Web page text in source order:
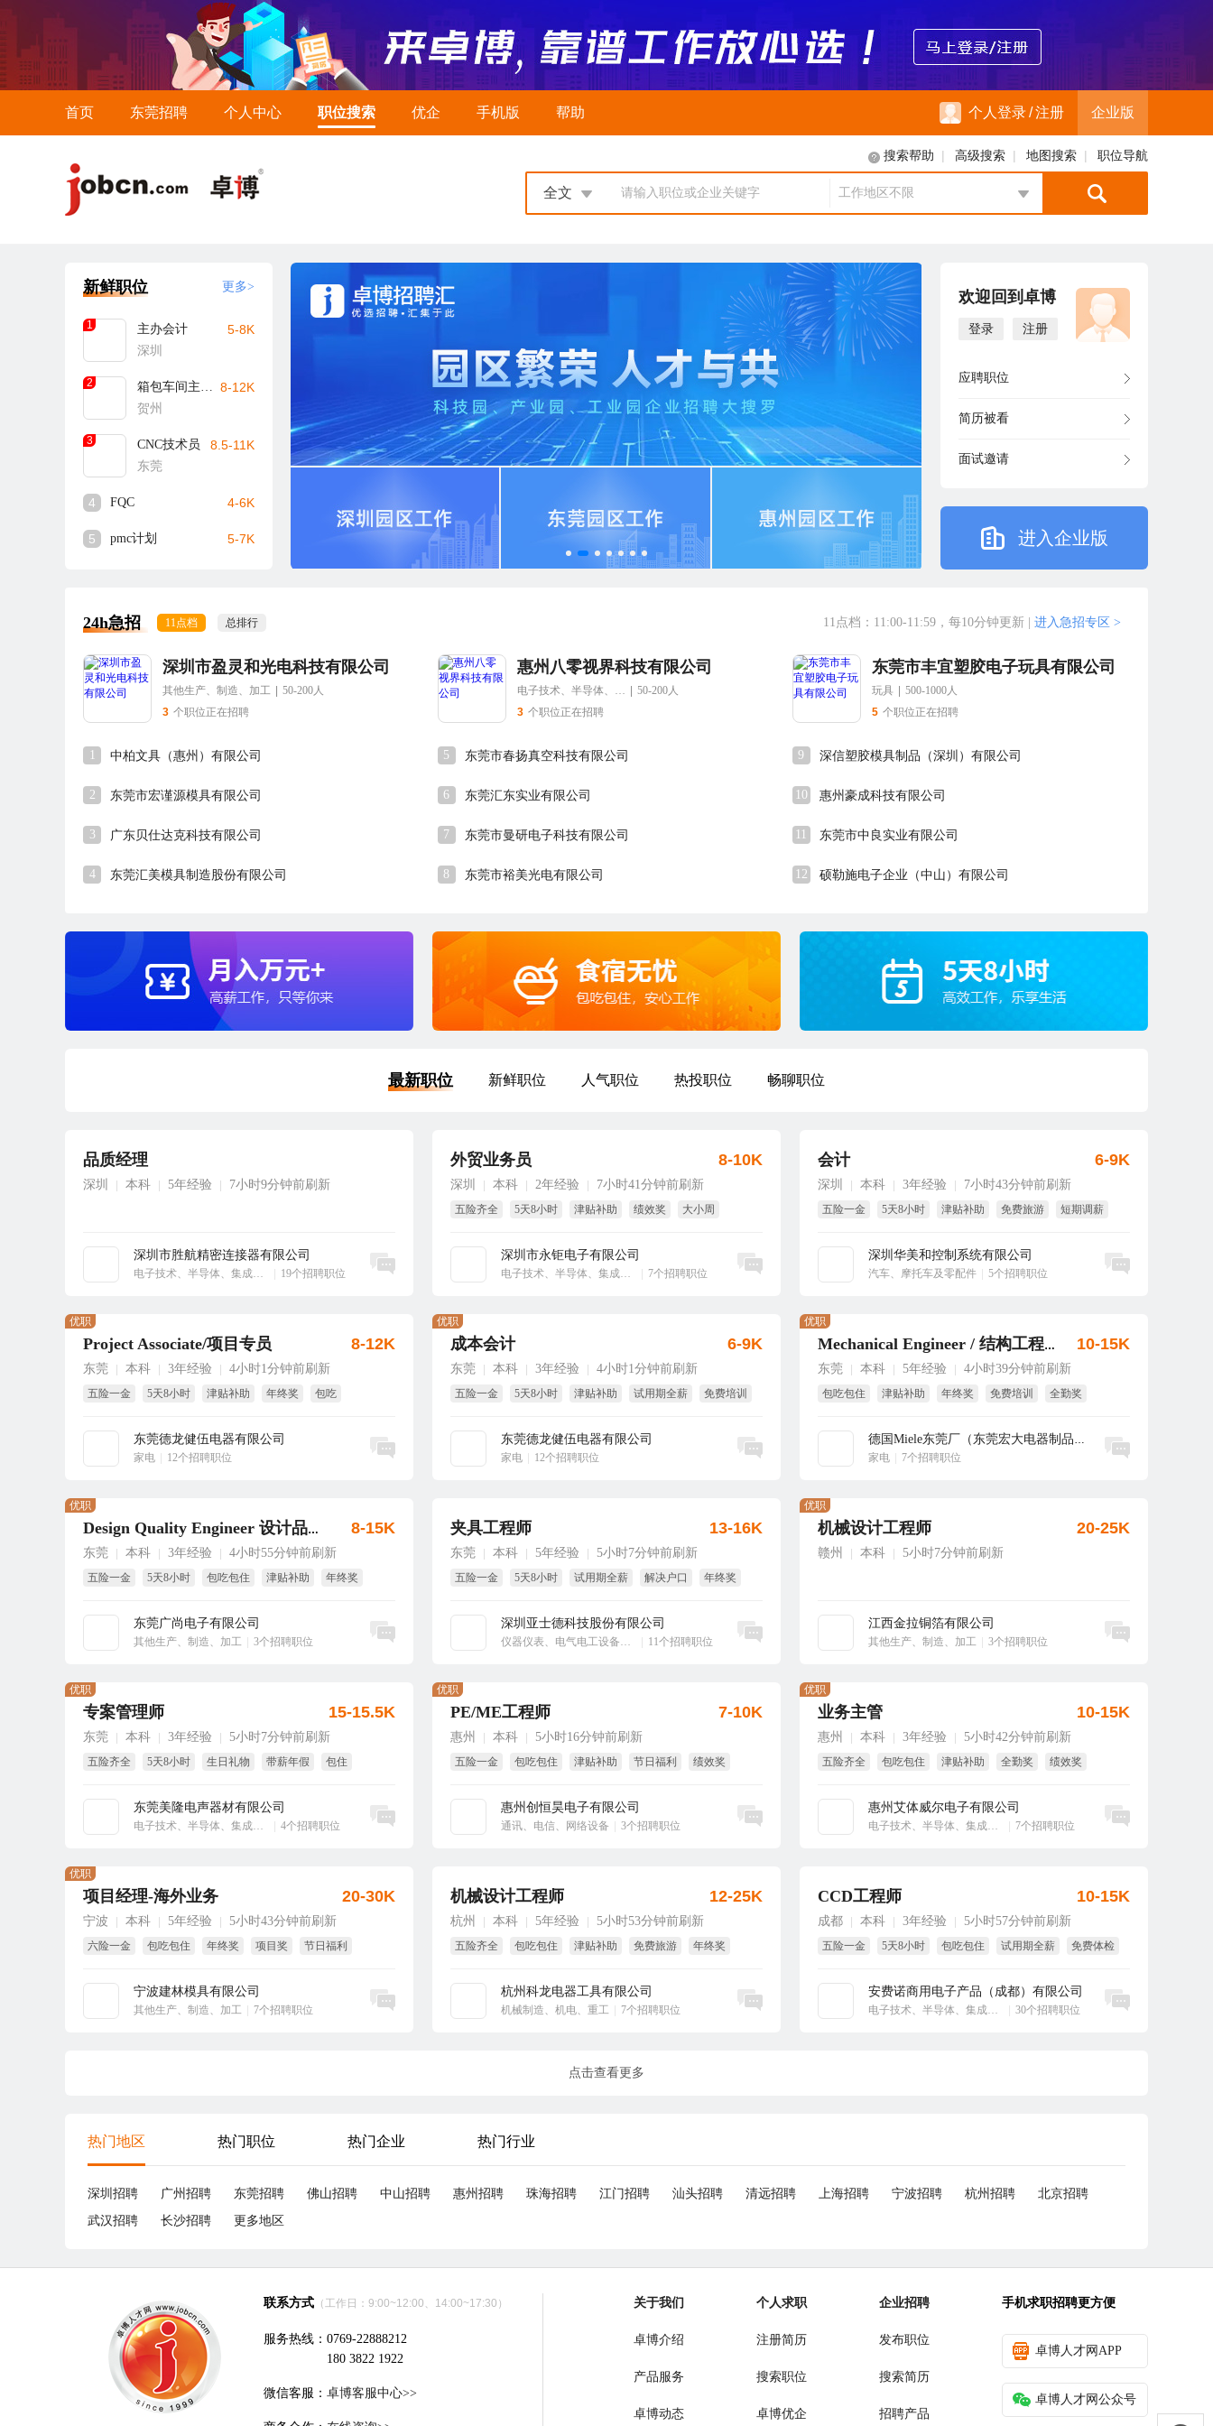
首页 东莞招聘 个人中心 职位搜索 优企 手机版 帮助 个人登录/注册 企业版
搜索帮助 | 高级搜索 | 地图搜索 | 职位导航
请输入职位或企业关键字
全文 工作地区不限
新鲜职位 更多>
1
主办会计
深圳
5-8K
2
箱包车间主任/主管（贺州）
贺州
8-12K
3
CNC技术员
东莞
8.5-11K
4 FQC 4-6K
5 pmc计划 5-7K
欢迎回到卓博
登录 注册
应聘职位
简历被看
面试邀请
进入企业版
24h急招 11点档 总排行 11点档：11:00-11:59，每10分钟更新 进入急招专区 >
深圳市盈灵和光电科技有限公司
其他生产、制造、加工
50-200人
3 个职位正在招聘
惠州八零视界科技有限公司
电子技术、半导体、集成电路
50-200人
3 个职位正在招聘
东莞市丰宜塑胶电子玩具有限公司
玩具
500-1000人
5 个职位正在招聘
1 中柏文具（惠州）有限公司
2 东莞市宏谨源模具有限公司
3 广东贝仕达克科技有限公司
4 东莞汇美模具制造股份有限公司
5 东莞市春扬真空科技有限公司
6 东莞汇东实业有限公司
7 东莞市曼研电子科技有限公司
8 东莞市裕美光电有限公司
9 深信塑胶模具制品（深圳）有限公司
10 惠州豪成科技有限公司
11 东莞市中良实业有限公司
12 硕勒施电子企业（中山）有限公司
最新职位 新鲜职位 人气职位 热投职位 畅聊职位
品质经理
深圳 本科 5年经验 7小时9分钟前刷新
深圳市胜航精密连接器有限公司
电子技术、半导体、集成电路 19个招聘职位
立即沟通
外贸业务员
深圳 本科 2年经验 7小时41分钟前刷新
五险齐全 5天8小时 津贴补助 绩效奖
大小周
深圳市永钜电子有限公司
电子技术、半导体、集成电路 7个招聘职位
8-10K
立即沟通
会计
深圳 本科 3年经验 7小时43分钟前刷新
五险一金 5天8小时 津贴补助 免费旅游
短期调薪
深圳华美和控制系统有限公司
汽车、摩托车及零配件 5个招聘职位
6-9K
立即沟通
Project Associate/项目专员
东莞 本科 3年经验 4小时1分钟前刷新
五险一金 5天8小时 津贴补助 年终奖
包吃
东莞德龙健伍电器有限公司
家电 12个招聘职位
优职
8-12K
立即沟通
成本会计
东莞 本科 3年经验 4小时1分钟前刷新
五险一金 5天8小时 津贴补助 试用期全薪
免费培训
东莞德龙健伍电器有限公司
家电 12个招聘职位
优职
6-9K
立即沟通
Mechanical Engineer / 结构工程师
东莞 本科 5年经验 4小时39分钟前刷新
包吃包住 津贴补助 年终奖 免费培训
全勤奖
德国Miele东莞厂（东莞宏大电器制品有...
家电
7个招聘职位
优职
10-15K
立即沟通
Design Quality Engineer 设计品质工程师
东莞 本科 3年经验 4小时55分钟前刷新
五险一金 5天8小时 包吃包住 津贴补助
年终奖
东莞广尚电子有限公司
其他生产、制造、加工 3个招聘职位
优职
8-15K
立即沟通
夹具工程师
东莞 本科 5年经验 5小时7分钟前刷新
五险一金 5天8小时 试用期全薪 解决户口
年终奖
深圳亚士德科技股份有限公司
仪器仪表、电气电工设备、工业自动化 11个招聘职位
13-16K
立即沟通
机械设计工程师
赣州 本科 5小时7分钟前刷新
江西金拉铜箔有限公司
其他生产、制造、加工 3个招聘职位
优职
20-25K
立即沟通
专案管理师
东莞 本科 3年经验 5小时7分钟前刷新
五险齐全 5天8小时 生日礼物 带薪年假 包住
东莞美隆电声器材有限公司
电子技术、半导体、集成电路 4个招聘职位
优职
15-15.5K
立即沟通
PE/ME工程师
惠州 本科 5小时16分钟前刷新
五险一金 包吃包住 津贴补助 节日福利
绩效奖
惠州创恒昊电子有限公司
通讯、电信、网络设备 3个招聘职位
优职
7-10K
立即沟通
业务主管
惠州 本科 3年经验 5小时42分钟前刷新
五险齐全 包吃包住 津贴补助 全勤奖
绩效奖
惠州艾体威尔电子有限公司
电子技术、半导体、集成电路 7个招聘职位
优职
10-15K
立即沟通
项目经理-海外业务
宁波 本科 5年经验 5小时43分钟前刷新
六险一金 包吃包住 年终奖 项目奖
节日福利
宁波建林模具有限公司
其他生产、制造、加工 7个招聘职位
优职
20-30K
立即沟通
机械设计工程师
杭州 本科 5年经验 5小时53分钟前刷新
五险齐全 包吃包住 津贴补助 免费旅游
年终奖
杭州科龙电器工具有限公司
机械制造、机电、重工 7个招聘职位
12-25K
立即沟通
CCD工程师
成都 本科 3年经验 5小时57分钟前刷新
五险一金 5天8小时 包吃包住 试用期全薪
免费体检
安费诺商用电子产品（成都）有限公司
电子技术、半导体、集成电路 30个招聘职位
10-15K
立即沟通
点击查看更多
热门地区 热门职位 热门企业 热门行业
深圳招聘 广州招聘 东莞招聘 佛山招聘 中山招聘 惠州招聘 珠海招聘 江门招聘 汕头招聘 清远招聘 上海招聘 宁波招聘 杭州招聘
北京招聘
武汉招聘
长沙招聘 更多地区
联系方式 （工作日：9:00~12:00、14:00~17:30）
服务热线：0769-22888212
180 3822 1922
微信客服： 卓博客服中心>>
关于我们
卓博介绍
产品服务
卓博动态
个人求职
注册简历
搜索职位
卓博优企
企业招聘
发布职位
搜索简历
招聘产品
手机求职招聘更方便
卓博人才网APP
卓博人才网公众号